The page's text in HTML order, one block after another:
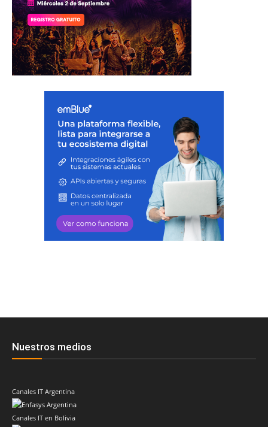
Nuestros medios
Canales IT Argentina
Canales IT en Bolivia